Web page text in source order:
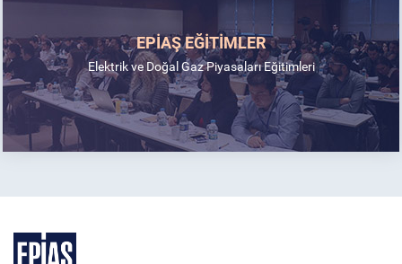
EPİAŞ EĞİTİMLER
Elektrik ve Doğal Gaz Piyasaları Eğitimleri